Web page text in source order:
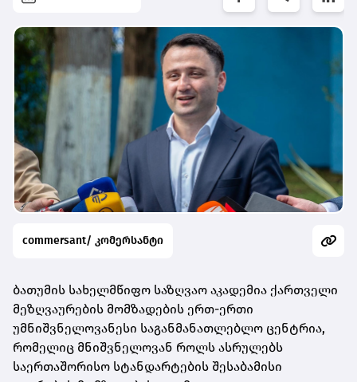
commersant/ კომერსანტი
ბათუმის სახელმწიფო საზღვაო აკადემია ქართველი
მეზღვაურების მომზადების ერთ-ერთი
უმნიშვნელოვანესი საგანმანათლებლო ცენტრია,
რომელიც მნიშვნელოვან როლს ასრულებს
საერთაშორისო სტანდარტების შესაბამისი